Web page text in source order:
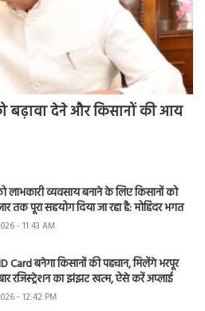
बढ़ावा देने और किसानों की आय
लाभकारी व्यवसाय बनाने के लिए किसानों को
तक पूरा सहयोग दिया जा रहा है: मोहिंदर भगत
- 11:43 AM
Card बनेगा किसानों की पहचान, मिलेंगे भरपूर
रजिस्ट्रेशन का झंझट खत्म, ऐसे करें अप्लाई
- 12:42 PM